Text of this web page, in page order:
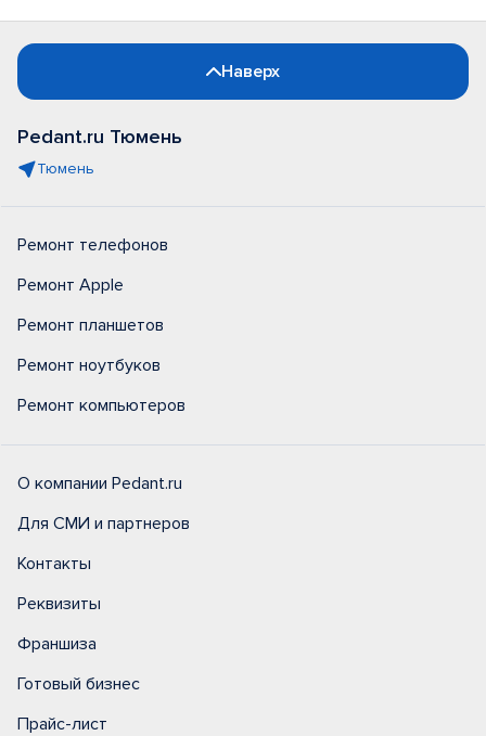
Наверх
Pedant.ru Тюмень
Тюмень
Ремонт телефонов
Ремонт Apple
Ремонт планшетов
Ремонт ноутбуков
Ремонт компьютеров
О компании Pedant.ru
Для СМИ и партнеров
Контакты
Реквизиты
Франшиза
Готовый бизнес
Прайс-лист